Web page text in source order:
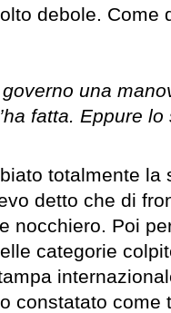
debole. Come
una
fatta. Eppure
totalmente la
detto che di
nocchiero. Poi
categorie
constatato come